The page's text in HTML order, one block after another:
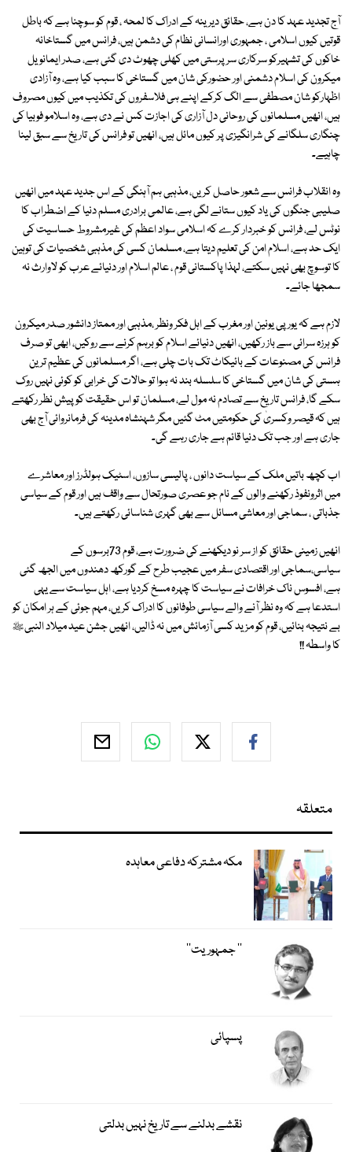
آج تجدید عہد کا دن ہے، حقائق دیرینہ کے ادراک کا لمحہ ، قوم کو سوچنا ہے کہ باطل
قوتیں کیوں اسلامی ، جمہوری اورانسانی نظام کی دشمن ہیں، فرانس میں گستاخانہ
خاکوں کی تشہیرکو سرکاری سرپرستی میں کھلی چھوٹ دی گئی ہے، صدر ایمانویل
میکرون کی اسلام دشمنی اور حضورکی شان میں گستاخی کا سبب کیا ہے، وہ آزادی
اظہارکو شان مصطفی سے الگ کرکے اپنے ہی فلاسفروں کی تکذیب میں کیوں مصروف
ہیں، انھیں مسلمانوں کی روحانی دل آزاری کی اجازت کس نے دی ہے، وہ اسلامو فوبیا کی
چنگاری سلگانے کی شرانگیزی پر کیوں مائل ہیں، انھیں تو فرانس کی تاریخ سے سبق لینا
چاہیے۔
وہ انقلاب فرانس سے شعور حاصل کریں، مذہبی ہم آہنگی کے اس جدید عہد میں انھیں
صلیبی جنگوں کی یاد کیوں ستانے لگی ہے، عالمی برادری مسلم دنیا کے اضطراب کا
نوٹس لے، فرانس کو خبردار کرے کہ اسلامی سواد اعظم کی غیرمشروط حساسیت کی
ایک حد ہے، اسلام امن کی تعلیم دیتا ہے، مسلمان کسی کی مذہبی شخصیات کی توہین
کا توسوچ بھی نہیں سکتے، لہذا پاکستانی قوم ، عالم اسلام اور دنیائے عرب کو لاوارث نہ
سمجھا جائے۔
لازم ہے کہ یورپی یونین اور مغرب کے اہل فکر ونظر ،مذہبی اور ممتاز دانشور صدر میکرون
کو ہرزہ سرائی سے باز رکھیں، انھیں دنیائے اسلام کو برہم کرنے سے روکیں، ابھی تو صرف
فرانس کی مصنوعات کے بائیکاٹ تک بات چلی ہے، اگر مسلمانوں کی عظیم ترین
ہستی کی شان میں گستاخی کا سلسلہ بند نہ ہوا تو حالات کی خرابی کو کوئی نہیں روک
سکے گا، فرانس تاریخ سے تصادم نہ مول لے، مسلمان تو اس حقیقت کوپیش نظر رکھتے
ہیں کہ قیصر وکسریٰ کی حکومتیں مٹ گئیں مگر شہنشاہ مدینہ کی فرمانروائی آج بھی
جاری ہے اور جب تک دنیا قائم ہے جاری رہے گی۔
اب کچھ باتیں ملک کے سیاست دانوں ، پالیسی سازوں، اسٹیک ہولڈرز اور معاشرے
میں اثرونفوذ رکھنے والوں کے نام جو عصری صورتحال سے واقف ہیں اور قوم کے سیاسی
جذباتی ، سماجی اور معاشی مسائل سے بھی گہری شناسائی رکھتے ہیں۔
انھیں زمینی حقائق کو از سر نو دیکھنے کی ضرورت ہے، قوم 73برسوں کے
سیاسی،سماجی اور اقتصادی سفر میں عجیب طرح کے گورکھ دھندوں میں الجھ گئی
ہے، افسوس ناک خرافات نے سیاست کا چہرہ مسخ کردیا ہے، اہل سیاست سے یہی
استدعا ہے کہ وہ نظر آنے والے سیاسی طوفانوں کا ادراک کریں، مہم جوئی کے ہر امکان کو
بے نتیجہ بنائیں، قوم کو مزید کسی آزمائش میں نہ ڈالیں، انھیں جشن عید میلاد النبیﷺ
کا واسطہ !!
متعلقہ
مکہ مشترکہ دفاعی معاہدہ
’’ جمہوریت‘‘
پسپائی
نقشے بدلنے سے تاریخ نہیں بدلتی